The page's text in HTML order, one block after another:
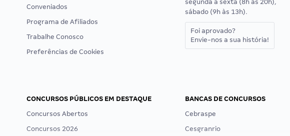
Conveniados
Programa de Afiliados
Trabalhe Conosco
Preferências de Cookies
segunda a sexta (8h às 20h),
sábado (9h às 13h).
Foi aprovado?
Envie-nos a sua história!
CONCURSOS PÚBLICOS EM DESTAQUE
Concursos Abertos
Concursos 2026
BANCAS DE CONCURSOS
Cebraspe
Cesgranrio